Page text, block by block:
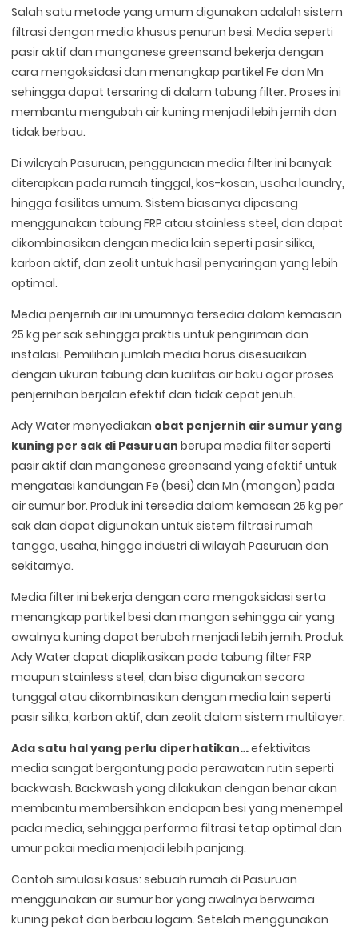
Salah satu metode yang umum digunakan adalah sistem
filtrasi dengan media khusus penurun besi. Media seperti
pasir aktif dan manganese greensand bekerja dengan
cara mengoksidasi dan menangkap partikel Fe dan Mn
sehingga dapat tersaring di dalam tabung filter. Proses ini
membantu mengubah air kuning menjadi lebih jernih dan
tidak berbau.
Di wilayah Pasuruan, penggunaan media filter ini banyak
diterapkan pada rumah tinggal, kos-kosan, usaha laundry,
hingga fasilitas umum. Sistem biasanya dipasang
menggunakan tabung FRP atau stainless steel, dan dapat
dikombinasikan dengan media lain seperti pasir silika,
karbon aktif, dan zeolit untuk hasil penyaringan yang lebih
optimal.
Media penjernih air ini umumnya tersedia dalam kemasan
25 kg per sak sehingga praktis untuk pengiriman dan
instalasi. Pemilihan jumlah media harus disesuaikan
dengan ukuran tabung dan kualitas air baku agar proses
penjernihan berjalan efektif dan tidak cepat jenuh.
Ady Water menyediakan obat penjernih air sumur yang
kuning per sak di Pasuruan berupa media filter seperti
pasir aktif dan manganese greensand yang efektif untuk
mengatasi kandungan Fe (besi) dan Mn (mangan) pada
air sumur bor. Produk ini tersedia dalam kemasan 25 kg per
sak dan dapat digunakan untuk sistem filtrasi rumah
tangga, usaha, hingga industri di wilayah Pasuruan dan
sekitarnya.
Media filter ini bekerja dengan cara mengoksidasi serta
menangkap partikel besi dan mangan sehingga air yang
awalnya kuning dapat berubah menjadi lebih jernih. Produk
Ady Water dapat diaplikasikan pada tabung filter FRP
maupun stainless steel, dan bisa digunakan secara
tunggal atau dikombinasikan dengan media lain seperti
pasir silika, karbon aktif, dan zeolit dalam sistem multilayer.
Ada satu hal yang perlu diperhatikan…efektivitas
media sangat bergantung pada perawatan rutin seperti
backwash. Backwash yang dilakukan dengan benar akan
membantu membersihkan endapan besi yang menempel
pada media, sehingga performa filtrasi tetap optimal dan
umur pakai media menjadi lebih panjang.
Contoh simulasi kasus: sebuah rumah di Pasuruan
menggunakan air sumur bor yang awalnya berwarna
kuning pekat dan berbau logam. Setelah menggunakan